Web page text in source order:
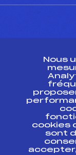
Ressources
Pass’Neige
Projet
Projet de
Pôle
Nous
cookies
sont